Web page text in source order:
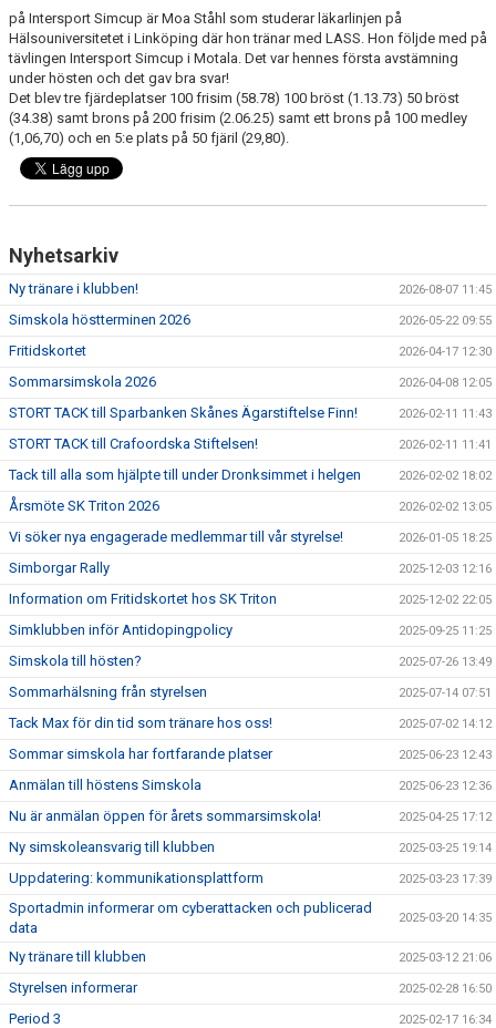
på Intersport Simcup är Moa Ståhl som studerar läkarlinjen på
Hälsouniversitetet i Linköping där hon tränar med LASS. Hon följde med på
tävlingen Intersport Simcup i Motala. Det var hennes första avstämning
under hösten och det gav bra svar!
Det blev tre fjärdeplatser 100 frisim (58.78) 100 bröst (1.13.73) 50 bröst
(34.38) samt brons på 200 frisim (2.06.25) samt ett brons på 100 medley
(1,06,70) och en 5:e plats på 50 fjäril (29,80).
Nyhetsarkiv
Ny tränare i klubben! 2026-08-07 11:45
Simskola höstterminen 2026 2026-05-22 09:55
Fritidskortet 2026-04-17 12:30
Sommarsimskola 2026 2026-04-08 12:05
STORT TACK till Sparbanken Skånes Ägarstiftelse Finn! 2026-02-11 11:43
STORT TACK till Crafoordska Stiftelsen! 2026-02-11 11:41
Tack till alla som hjälpte till under Dronksimmet i helgen 2026-02-02 18:02
Årsmöte SK Triton 2026 2026-02-02 13:05
Vi söker nya engagerade medlemmar till vår styrelse! 2026-01-05 18:25
Simborgar Rally 2025-12-03 12:16
Information om Fritidskortet hos SK Triton 2025-12-02 22:05
Simklubben inför Antidopingpolicy 2025-09-25 11:25
Simskola till hösten? 2025-07-26 13:49
Sommarhälsning från styrelsen 2025-07-14 07:51
Tack Max för din tid som tränare hos oss! 2025-07-02 14:12
Sommar simskola har fortfarande platser 2025-06-23 12:43
Anmälan till höstens Simskola 2025-06-23 12:36
Nu är anmälan öppen för årets sommarsimskola! 2025-04-25 17:12
Ny simskoleansvarig till klubben 2025-03-25 19:14
Uppdatering: kommunikationsplattform 2025-03-23 17:39
Sportadmin informerar om cyberattacken och publicerad
data
2025-03-20 14:35
Ny tränare till klubben 2025-03-12 21:06
Styrelsen informerar 2025-02-28 16:50
Period 3 2025-02-17 16:34